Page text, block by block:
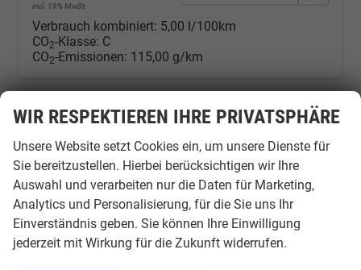
incl. 19% MwSt.
Verbrauch kombiniert: 5,00 l/100km
CO2-Klasse: C
CO2-Emissionen: 115,00 g/km
Seiten:
1 2 3
WIR RESPEKTIEREN IHRE PRIVATSPHÄRE
Unsere Website setzt Cookies ein, um unsere Dienste für
Sie bereitzustellen. Hierbei berücksichtigen wir Ihre
Auswahl und verarbeiten nur die Daten für Marketing,
Analytics und Personalisierung, für die Sie uns Ihr
Einverständnis geben. Sie können Ihre Einwilligung
jederzeit mit Wirkung für die Zukunft widerrufen.